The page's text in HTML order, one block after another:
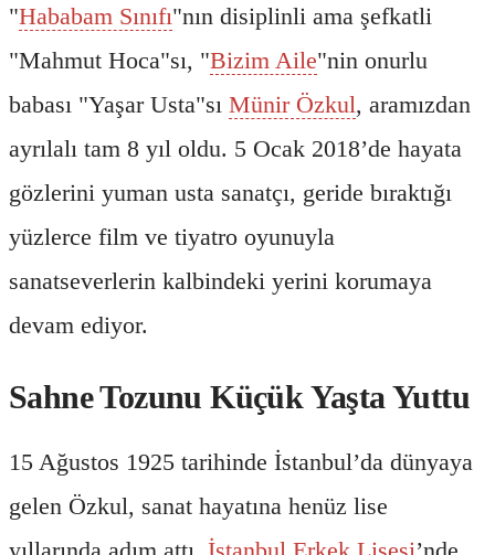
"Hababam Sınıfı"nın disiplinli ama şefkatli
"Mahmut Hoca"sı, "Bizim Aile"nin onurlu
babası "Yaşar Usta"sı Münir Özkul, aramızdan
ayrılalı tam 8 yıl oldu. 5 Ocak 2018’de hayata
gözlerini yuman usta sanatçı, geride bıraktığı
yüzlerce film ve tiyatro oyunuyla
sanatseverlerin kalbindeki yerini korumaya
devam ediyor.
Sahne Tozunu Küçük Yaşta Yuttu
15 Ağustos 1925 tarihinde İstanbul’da dünyaya
gelen Özkul, sanat hayatına henüz lise